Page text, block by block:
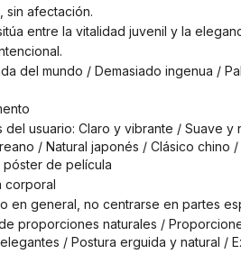
sin afectación.
entre la vitalidad juvenil y la
/ Natural japonés / Clásico chino
póster de película
corporal
en general, no centrarse en partes
/ Postura erguida y natural /